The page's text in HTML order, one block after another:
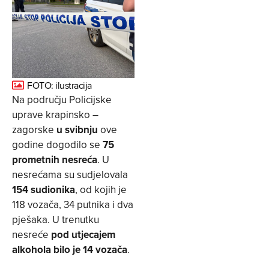
FOTO: ilustracija
Na području Policijske
uprave krapinsko –
zagorske u svibnju ove
godine dogodilo se 75
prometnih nesreća. U
nesrećama su sudjelovala
154 sudionika, od kojih je
118 vozača, 34 putnika i dva
pješaka. U trenutku
nesreće pod utjecajem
alkohola bilo je 14 vozača.